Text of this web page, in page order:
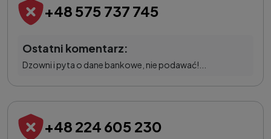
+48 575 737 745
Ostatni komentarz:
Dzowni i pyta o dane bankowe, nie podawać!...
+48 224 605 230